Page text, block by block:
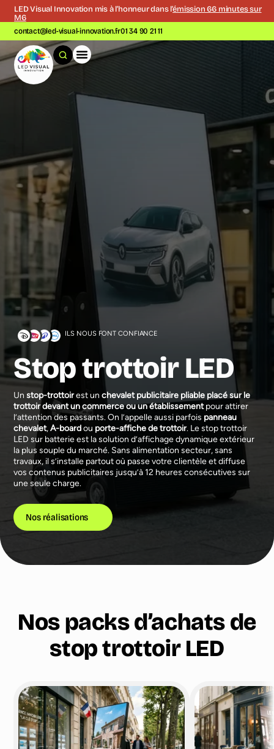
LED Visual Innovation mis à l’honneur dans l’émission 66 minutes sur
M6
contact@led-visual-innovation.fr01 34 90 21 11
ILS NOUS FONT CONFIANCE
Stop trottoir LED
Unstop-trottoirest unchevalet publicitaire pliable placé sur le
trottoir devant un commerce ou un établissementpour attirer
l’attention des passants. On l’appelle aussi parfois panneau
chevalet,A-boardou porte-affiche de trottoir. Le stop trottoir
LED sur batterie est la solution d’affichage dynamique extérieur
la plus souple du marché. Sans alimentation secteur, sans
travaux, il s’installe partout où passe votre clientèle et diffuse
vos contenus publicitaires jusqu’à 12 heures consécutives sur
une seule charge.
Nos réalisations
Nos packs d’achats de
stop trottoir LED